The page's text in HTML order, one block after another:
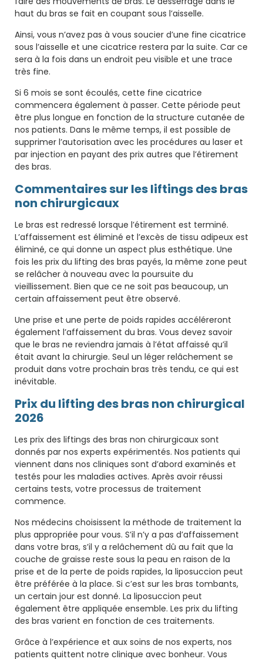
haut du bras se fait en coupant sous l’aisselle.
Ainsi, vous n’avez pas à vous soucier d’une fine cicatrice
sous l’aisselle et une cicatrice restera par la suite. Car ce
sera à la fois dans un endroit peu visible et une trace
très fine.
Si 6 mois se sont écoulés, cette fine cicatrice
commencera également à passer. Cette période peut
être plus longue en fonction de la structure cutanée de
nos patients. Dans le même temps, il est possible de
supprimer l’autorisation avec les procédures au laser et
par injection en payant des prix autres que l’étirement
des bras.
Commentaires sur les liftings des bras
non chirurgicaux
Le bras est redressé lorsque l’étirement est terminé.
L’affaissement est éliminé et l’excès de tissu adipeux est
éliminé, ce qui donne un aspect plus esthétique. Une
fois les prix du lifting des bras payés, la même zone peut
se relâcher à nouveau avec la poursuite du
vieillissement. Bien que ce ne soit pas beaucoup, un
certain affaissement peut être observé.
Une prise et une perte de poids rapides accéléreront
également l’affaissement du bras. Vous devez savoir
que le bras ne reviendra jamais à l’état affaissé qu’il
était avant la chirurgie. Seul un léger relâchement se
produit dans votre prochain bras très tendu, ce qui est
inévitable.
Prix du lifting des bras non chirurgical
2026
Les prix des liftings des bras non chirurgicaux sont
donnés par nos experts expérimentés. Nos patients qui
viennent dans nos cliniques sont d’abord examinés et
testés pour les maladies actives. Après avoir réussi
certains tests, votre processus de traitement
commence.
Nos médecins choisissent la méthode de traitement la
plus appropriée pour vous. S’il n’y a pas d’affaissement
dans votre bras, s’il y a relâchement dû au fait que la
couche de graisse reste sous la peau en raison de la
prise et de la perte de poids rapides, la liposuccion peut
être préférée à la place. Si c’est sur les bras tombants,
un certain jour est donné. La liposuccion peut
également être appliquée ensemble. Les prix du lifting
des bras varient en fonction de ces traitements.
Grâce à l’expérience et aux soins de nos experts, nos
patients quittent notre clinique avec bonheur. Vous